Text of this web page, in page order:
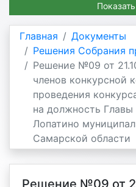
Главная
Документы
Решения Собрания
Решение №09 от
членов конкурсной
проведения
на должность Главы
Лопатино
Самарской области
Решение №09 от